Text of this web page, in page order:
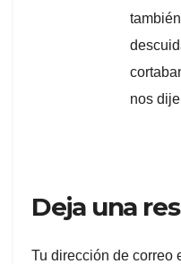
nos
Deja una
Tu dirección de correo